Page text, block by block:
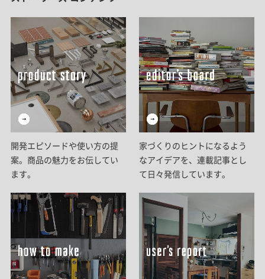
開発エピソードや使い方の提
案。商品の魅力をお伝してい
ます。
家づくりのヒントになるよう
なアイデアを、連載記事とし
て日々発信しています。